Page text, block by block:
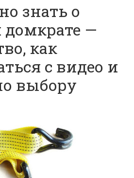
знать о
—
как
с видео и
выбору